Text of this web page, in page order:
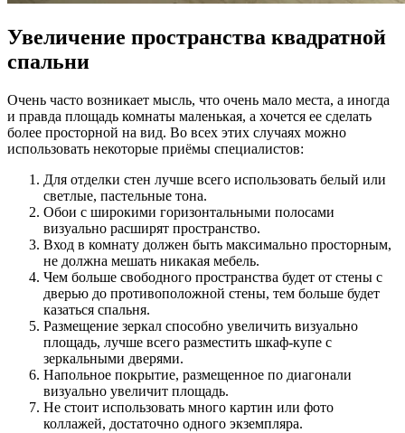
Увеличение пространства квадратной
спальни
Очень часто возникает мысль, что очень мало места, а иногда
и правда площадь комнаты маленькая, а хочется ее сделать
более просторной на вид. Во всех этих случаях можно
использовать некоторые приёмы специалистов:
Для отделки стен лучше всего использовать белый или
светлые, пастельные тона.
Обои с широкими горизонтальными полосами
визуально расширят пространство.
Вход в комнату должен быть максимально просторным,
не должна мешать никакая мебель.
Чем больше свободного пространства будет от стены с
дверью до противоположной стены, тем больше будет
казаться спальня.
Размещение зеркал способно увеличить визуально
площадь, лучше всего разместить шкаф-купе с
зеркальными дверями.
Напольное покрытие, размещенное по диагонали
визуально увеличит площадь.
Не стоит использовать много картин или фото
коллажей, достаточно одного экземпляра.